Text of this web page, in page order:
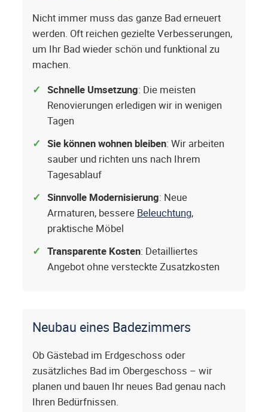
Nicht immer muss das ganze Bad erneuert
werden. Oft reichen gezielte Verbesserungen,
um Ihr Bad wieder schön und funktional zu
machen.
Schnelle Umsetzung: Die meisten
Renovierungen erledigen wir in wenigen
Tagen
Sie können wohnen bleiben: Wir arbeiten
sauber und richten uns nach Ihrem
Tagesablauf
Sinnvolle Modernisierung: Neue
Armaturen, bessere Beleuchtung,
praktische Möbel
Transparente Kosten: Detailliertes
Angebot ohne versteckte Zusatzkosten
Neubau eines Badezimmers
Ob Gästebad im Erdgeschoss oder
zusätzliches Bad im Obergeschoss – wir
planen und bauen Ihr neues Bad genau nach
Ihren Bedürfnissen.